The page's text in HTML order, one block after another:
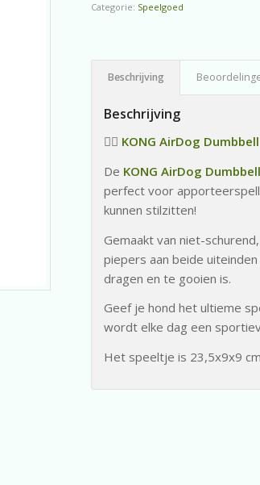
Categorie: Speelgoed
Beschrijving
Beschrijving
🏋️‍♂️ KONG AirDog Dumbbell
De KONG AirDog Dumbbell
perfect voor
kunnen stilzitten!
Gemaakt van niet-
piepers aan beide
dragen en te gooien is.
Geef je hond het ultieme
wordt elke dag een
Het speeltje is 23,5x9x9 cm